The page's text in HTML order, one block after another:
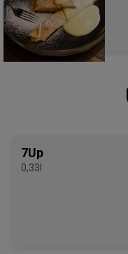
7Up
0,33l